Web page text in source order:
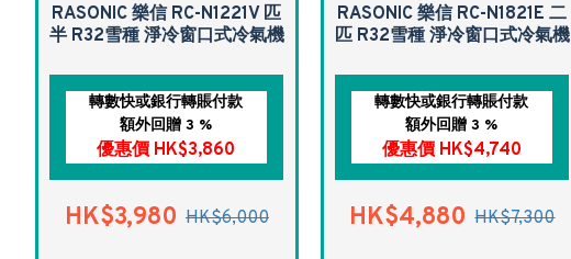
RASONIC 樂信 RC-N1221V 匹
半 R32雪種 淨冷窗口式冷氣機
轉數快或銀行轉賬付款
額外回贈 3 %
優惠價 HK$3,860
HK$3,980 HK$6,000
RASONIC 樂信 RC-N1821E 二
匹 R32雪種 淨冷窗口式冷氣機
轉數快或銀行轉賬付款
額外回贈 3 %
優惠價 HK$4,740
HK$4,880 HK$7,300